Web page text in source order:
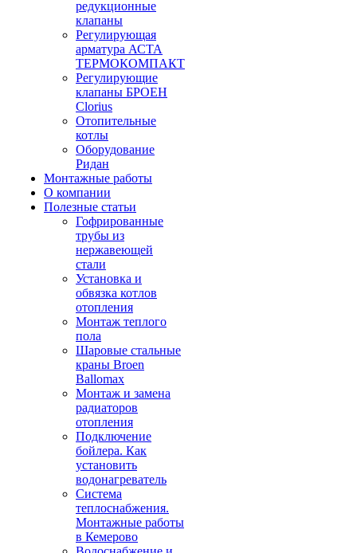
редукционные
клапаны
Регулирующая
арматура АСТА
ТЕРМОКОМПАКТ
Регулирующие
клапаны БРОЕН
Clorius
Отопительные
котлы
Оборудование
Ридан
Монтажные работы
О компании
Полезные статьи
Гофрированные
трубы из
нержавеющей
стали
Установка и
обвязка котлов
отопления
Монтаж теплого
пола
Шаровые стальные
краны Broen
Ballomax
Монтаж и замена
радиаторов
отопления
Подключение
бойлера. Как
установить
водонагреватель
Система
теплоснабжения.
Монтажные работы
в Кемерово